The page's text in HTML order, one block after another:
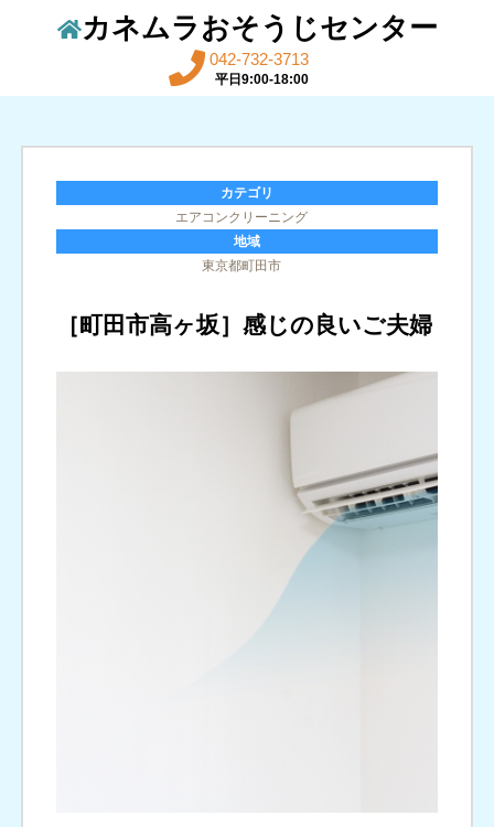
カネムラおそうじセンター
042-732-3713
平日9:00-18:00
カテゴリ
エアコンクリーニング
地域
東京都町田市
［町田市高ヶ坂］感じの良いご夫婦